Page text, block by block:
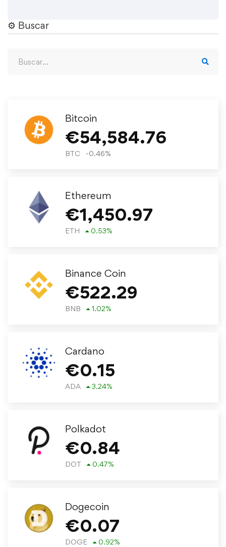
⚙︎ Buscar
Bitcoin
€54,584.76
BTC -0.46%
Ethereum
€1,450.97
ETH 0.53%
Binance Coin
€522.29
BNB 1.02%
Cardano
€0.15
ADA 3.24%
Polkadot
€0.84
DOT 0.47%
Dogecoin
€0.07
DOGE 0.92%